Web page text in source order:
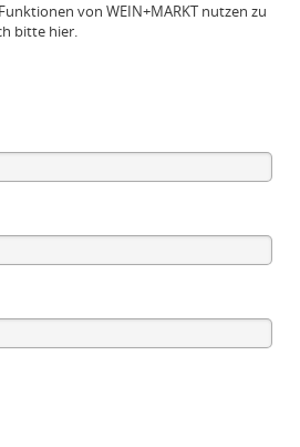
von WEIN+MARKT nutzen zu
bitte hier.